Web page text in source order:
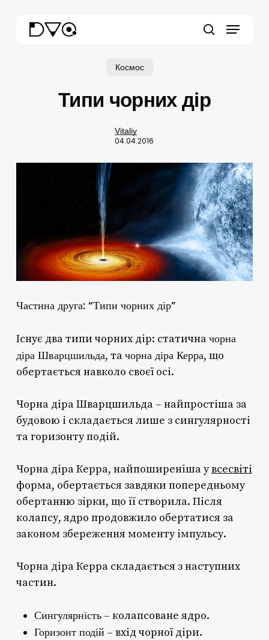
Menu
Космос
Типи чорних дір
Vitaliy
04.04.2016
Частина друга: “Типи чорних дір”
Існує два типи чорних дір: статичначорна
діра Шварцшильда, тачорна діра Керра, що
обертається навколо своєї осі.
Чорна діра Шварцшильда – найпростіша за
будовою і складається лише з сингулярності
та горизонту подій.
Чорна діра Керра, найпоширеніша увсесвіті
форма, обертається завдяки попередньому
обертанню зірки, що її створила. Після
колапсу, ядро продовжило обертатися за
законом збереження моменту імпульсу.
Чорна діра Керра складається з наступних
частин.
Сингулярність– колапсоване ядро.
Горизонт подій – вхід чорної діри.